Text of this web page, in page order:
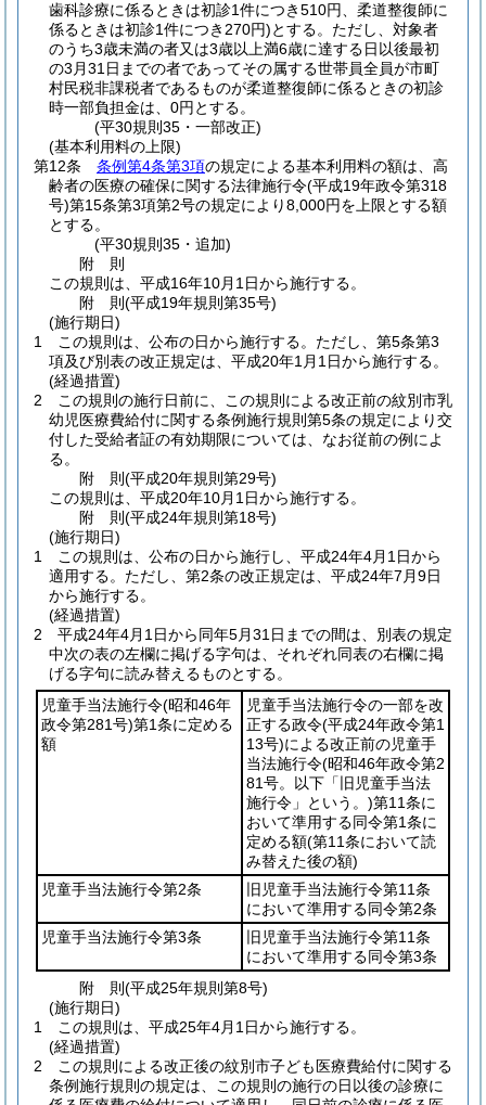
歯科診療に係るときは初診1件につき510円、柔道整復師に
係るときは初診1件につき270円)とする。 ただし、対象者
のうち3歳未満の者又は3歳以上満6歳に達する日以後最初
の3月31日までの者であってその属する世帯員全員が市町
村民税非課税者であるものが柔道整復師に係るときの初診
時一部負担金は、0円とする。
(平30規則35・一部改正)
(基本利用料の上限)
第12条
条例第4条第3項の規定による基本利用料の額は、高
齢者の医療の確保に関する法律施行令(平成19年政令第318
号)第15条第3項第2号の規定により8,000円を上限とする額
とする。
(平30規則35・追加)
附 則
この規則は、平成16年10月1日から施行する。
附 則(平成19年規則第35号)
(施行期日)
1
この規則は、公布の日から施行する。 ただし、第5条第3
項及び別表の改正規定は、平成20年1月1日から施行する。
(経過措置)
2
この規則の施行日前に、この規則による改正前の紋別市乳
幼児医療費給付に関する条例施行規則第5条の規定により交
付した受給者証の有効期限については、なお従前の例によ
る。
附 則(平成20年規則第29号)
この規則は、平成20年10月1日から施行する。
附 則(平成24年規則第18号)
(施行期日)
1
この規則は、公布の日から施行し、平成24年4月1日から
適用する。 ただし、第2条の改正規定は、平成24年7月9日
から施行する。
(経過措置)
2
平成24年4月1日から同年5月31日までの間は、別表の規定
中次の表の左欄に掲げる字句は、それぞれ同表の右欄に掲
げる字句に読み替えるものとする。
児童手当法施行令(昭和46年
政令第281号)第1条に定める
額
児童手当法施行令の一部を改
正する政令(平成24年政令第1
13号)による改正前の児童手
当法施行令(昭和46年政令第2
81号。以下「旧児童手当法
施行令」という。)第11条に
おいて準用する同令第1条に
定める額(第11条において読
み替えた後の額)
児童手当法施行令第2条
旧児童手当法施行令第11条
において準用する同令第2条
児童手当法施行令第3条
旧児童手当法施行令第11条
において準用する同令第3条
附 則(平成25年規則第8号)
(施行期日)
1
この規則は、平成25年4月1日から施行する。
(経過措置)
2
この規則による改正後の紋別市子ども医療費給付に関する
条例施行規則の規定は、この規則の施行の日以後の診療に